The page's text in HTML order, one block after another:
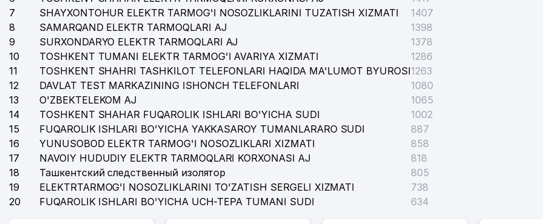
SHARQ NASHRIYOTI MATBUOT AKSIYADORLIK JAMIYATI
O'ZBEKISTON MILLIY AXBOROT AGENTLIGI - O'zA
GLOBAL PASSERVIS QK MChJ
GIZA FASHION HOUSE MChJ
XALQARO VALYUTA FONDI (MVF) VAKOLATXONA
O'ZBEKISTON TARIXI DAVLAT MUZEYI
ART HOTELS MChJ
QULMATOVA DILDORA XAMZAYEVNA YAKKA TARTIBDAGI TADBIRKOR
7
SHAYXONTOHUR ELEKTR TARMOG'I NOSOZLIKLARINI TUZATISH XIZMATI
1407
8
SAMARQAND ELEKTR TARMOQLARI AJ
1398
9
SURXONDARYO ELEKTR TARMOQLARI AJ
1378
10
TOSHKENT TUMANI ELEKTR TARMOG'I AVARIYA XIZMATI
1286
11
TOSHKENT SHAHRI TASHKILOT TELEFONLARI HAQIDA MA'LUMOT BYUROSI1263
12
DAVLAT TEST MARKAZINING ISHONCH TELEFONLARI
1080
13
O'ZBEKTELEKOM AJ
1065
14
TOSHKENT SHAHAR FUQAROLIK ISHLARI BO'YICHA SUDI
1002
15
FUQAROLIK ISHLARI BO'YICHA YAKKASAROY TUMANLARARO SUDI
887
16
YUNUSOBOD ELEKTR TARMOG'I NOSOZLIKLARI XIZMATI
858
17
NAVOIY HUDUDIY ELEKTR TARMOQLARI KORXONASI AJ
818
18
Ташкентский следственный изолятор
805
19
ELEKTRTARMOG'I NOSOZLIKLARINI TO'ZATISH SERGELI XIZMATI
738
20
FUQAROLIK ISHLARI BO'YICHA UCH-TEPA TUMANI SUDI 634